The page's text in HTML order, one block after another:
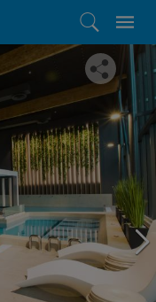
tikai daži soļi